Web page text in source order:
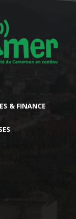
& FINANCE